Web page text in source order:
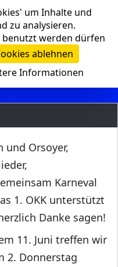
und Orsoyer,
Karneval
1. OKK unterstützt
Danke sagen!
11. Juni treffen wir
2. Donnerstag
um Inhalte und
zu analysieren.
benutzt werden dürfen
ablehnen
Informationen